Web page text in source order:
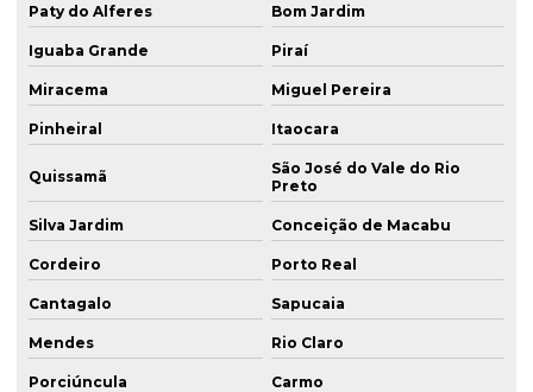
Paty do Alferes Bom Jardim
Iguaba Grande Piraí
Miracema Miguel Pereira
Pinheiral Itaocara
Quissamã
São José do Vale do Rio
Preto
Silva Jardim Conceição de Macabu
Cordeiro Porto Real
Cantagalo Sapucaia
Mendes Rio Claro
Porciúncula Carmo